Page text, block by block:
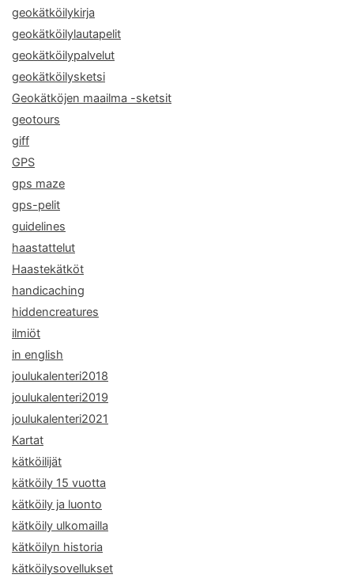
geokätköilykirja
geokätköilylautapelit
geokätköilypalvelut
geokätköilysketsi
Geokätköjen maailma -sketsit
geotours
giff
GPS
gps maze
gps-pelit
guidelines
haastattelut
Haastekätköt
handicaching
hiddencreatures
ilmiöt
in english
joulukalenteri2018
joulukalenteri2019
joulukalenteri2021
Kartat
kätköilijät
kätköily 15 vuotta
kätköily ja luonto
kätköily ulkomailla
kätköilyn historia
kätköilysovellukset